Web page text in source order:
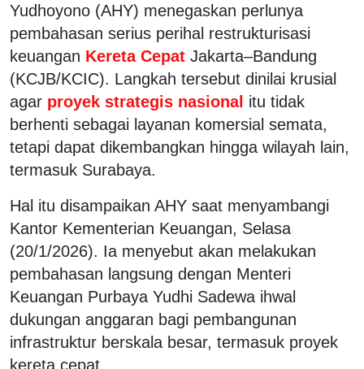
Yudhoyono (AHY) menegaskan perlunya
pembahasan serius perihal restrukturisasi
keuangan Kereta Cepat Jakarta–Bandung
(KCJB/KCIC). Langkah tersebut dinilai krusial
agar proyek strategis nasional itu tidak
berhenti sebagai layanan komersial semata,
tetapi dapat dikembangkan hingga wilayah lain,
termasuk Surabaya.
Hal itu disampaikan AHY saat menyambangi
Kantor Kementerian Keuangan, Selasa
(20/1/2026). Ia menyebut akan melakukan
pembahasan langsung dengan Menteri
Keuangan Purbaya Yudhi Sadewa ihwal
dukungan anggaran bagi pembangunan
infrastruktur berskala besar, termasuk proyek
kereta cepat.